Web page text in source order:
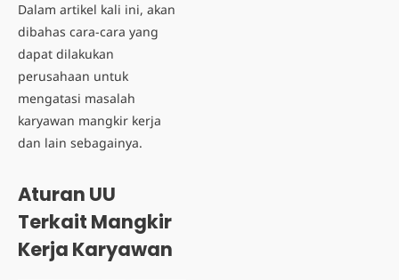
Dalam artikel kali ini, akan
dibahas cara-cara yang
dapat dilakukan
perusahaan untuk
mengatasi masalah
karyawan mangkir kerja
dan lain sebagainya.
Aturan UU
Terkait Mangkir
Kerja Karyawan